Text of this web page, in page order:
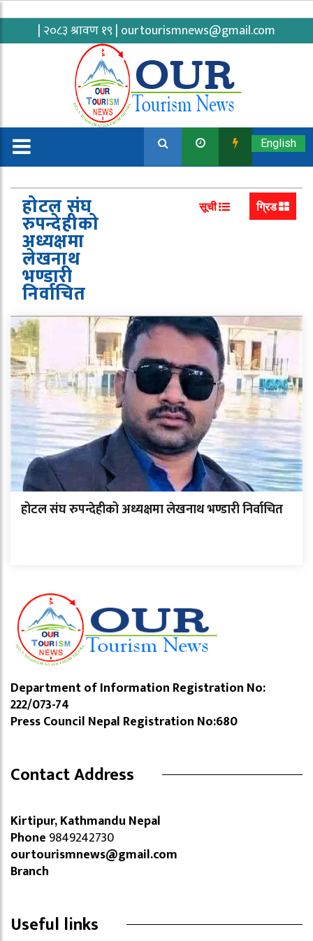
| २०८३ श्रावण १९ | ourtourismnews@gmail.com
English
होटल संघ
रुपन्देहीको
अध्यक्षमा
लेखनाथ
भण्डारी
निर्वाचित
सूची ग्रिड
होटल संघ रुपन्देहीको अध्यक्षमा लेखनाथ भण्डारी निर्वाचित
Department of Information Registration No:
222/073-74
Press Council Nepal Registration No:680
Contact Address
Kirtipur, Kathmandu Nepal
Phone 9849242730
ourtourismnews@gmail.com
Branch
Useful links